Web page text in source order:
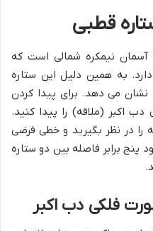
قطبی
آسمان نیمکره شمالی است که
دارد. به همین دلیل این ستاره
می دهد. برای پیدا کردن
اکبر (ملاقه) را پیدا کنید.
را در نظر بگیرید و خطی فرضی
پنج برابر فاصله بین دو ستاره
فلکی دب اکبر